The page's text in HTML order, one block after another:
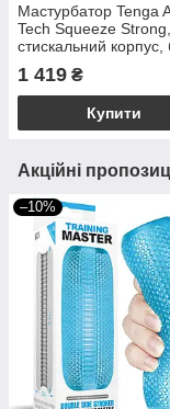
Мастурбатор Tenga
Tech Squeeze Strong,
стискальний корпус,
1 419 ₴
Купити
Акційні
–10%